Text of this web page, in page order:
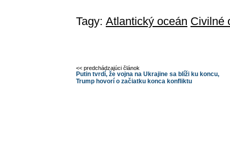
Tagy: Atlantický oceán Civilné
<< predchádzajúci článok
Putin tvrdí, že vojna na Ukrajine sa blíži ku koncu,
Trump hovorí o začiatku konca konfliktu